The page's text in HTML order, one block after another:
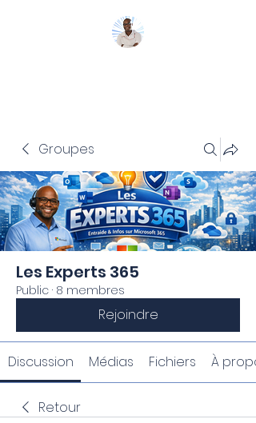
Groupes
Les Experts 365
Public · 8 membres
Rejoindre
Discussion Médias Fichiers À
Retour